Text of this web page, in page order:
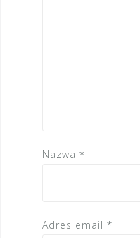
Nazwa *
Adres email *